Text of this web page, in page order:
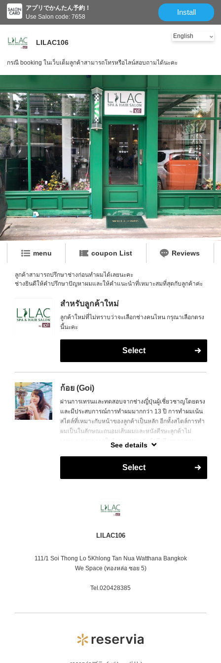
アプリでかんたん予約！
Use Salon code: 7658
Install
LILAC106
กรณี booking ในเว็บเต็มลูกค้าสามารถโทรหรือไลน์สอบถามได้นะคะ
menu coupon List Reviews
ลูกค้าสามารถปรึกษาช่างก่อนทำผมได้เลยนะคะ
ช่างยินดีให้คำปรึกษาปัญหาผมและให้คำแนะนำที่เหมาะสมที่สุดกับลูกค้าค่ะ
สำหรับลูกค้าใหม่
ลูกค้าใหม่ที่ไม่ทราบว่าจะเลือกช่างคนไหน กรุณาเลือกตรง
นี้นะคะ
Select
ก้อย (Goi)
ผ่านการเทรนและทดสอบจากช่างญี่ปุ่นผู้เชี่ยวชาญโดยตรง
และมีประสบการณ์การทำผมมากกว่า 13 ปี การทำผมเน้น
สไตล์ที่เหมาะกับหน้าของลูกค้าเป็นหลัก อีกทั้งสไตล์การทำ
ผมเป็นในลักษณะถนอมเส้นผมและหนังศีรษะลูกค้าไม่
เฉพาะแค่สวยจากในร้าน แต่ช่างยังคำนึงถึงสุขภาพผม
See details
Select
LILAC106
111/1 Soi Thong Lo 5Khlong Tan Nua Watthana Bangkok
We Space (ทองหล่อ ซอย 5)
Tel.020428385